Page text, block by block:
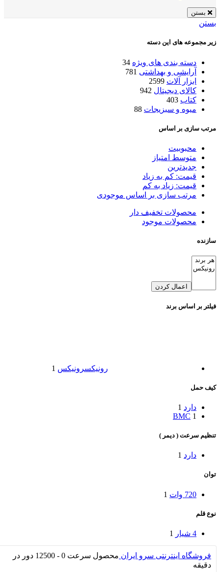
بستن
بستن
زیر مجموعه های این دسته
دسته بندی های ویژه 34
آرایشی و بهداشتی 781
ابزار آلات 2599
کالای دیجیتال 942
کتاب 403
میوه و سبزیجات 88
مرتب سازی بر اساس
محبوبیت
متوسط امتیاز
جدیدترین
قیمت: کم به زیاد
قیمت: زیاد به کم
مرتب سازی بر اساس موجودی
محصولات تخفیف دار
محصولات موجود
سازنده
اعمال کردن
فیلتر بر اساس برند
رونیکسرونیکس 1
کیف حمل
دارد 1
BMC 1
تنظیم سرعت ( دیمر )
دارد 1
توان
720 وات 1
نوع قلم
4 شیار 1
فروشگاه اینترنتی سرو ایران محصول سرعت
0 - 12500 دور در
دقیقه